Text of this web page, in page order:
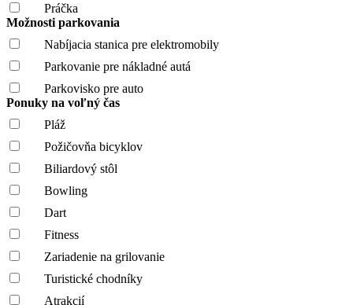
Práčka
Možnosti parkovania
Nabíjacia stanica pre elektromobily
Parkovanie pre nákladné autá
Parkovisko pre auto
Ponuky na voľný čas
Pláž
Požičovňa bicyklov
Biliardový stôl
Bowling
Dart
Fitness
Zariadenie na grilovanie
Turistické chodníky
Atrakcií